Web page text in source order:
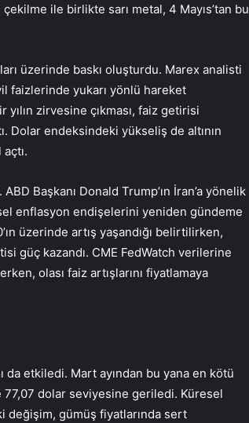
ile birlikte sarı metal, 4 Mayıs’tan bu
üzerinde baskı oluşturdu. Marex analisti
faizlerinde yukarı yönlü hareket
zirvesine çıkması, faiz getirisi
Dolar endeksindeki yükseliş de altının
Başkanı Donald Trump’ın İran’a yönelik
enflasyon endişelerini yeniden gündeme
üzerinde artış yaşandığı belirtilirken,
güç kazandı. CME FedWatch verilerine
olası faiz artışlarını fiyatlamaya
da etkiledi. Mart ayından bu yana en kötü
77,07 dolar seviyesine geriledi. Küresel
değişim, gümüş fiyatlarında sert